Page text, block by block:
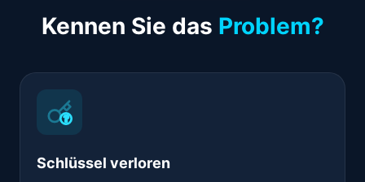
Kennen Sie das Problem?
Schlüssel verloren